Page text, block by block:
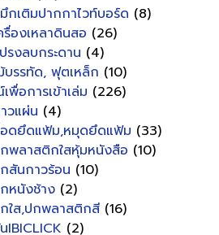
กเติมปากกาไวท์บอร์ด (8)
รื่องเหลาดินสอ (26)
รงลบกระดาน (4)
บรรทัด, ฟุตเหล็ก (10)
พื่อการเข้าเล่ม (226)
วแผ่น (4)
ดยึดแฟ้ม,หมุดยึดแฟ้ม (33)
พลาสติกใสหุ้มหนังสือ (10)
สันกาวร้อน (10)
หนังช้าง (2)
ใส,ปกพลาสติกสี (16)
IBICLICK (2)